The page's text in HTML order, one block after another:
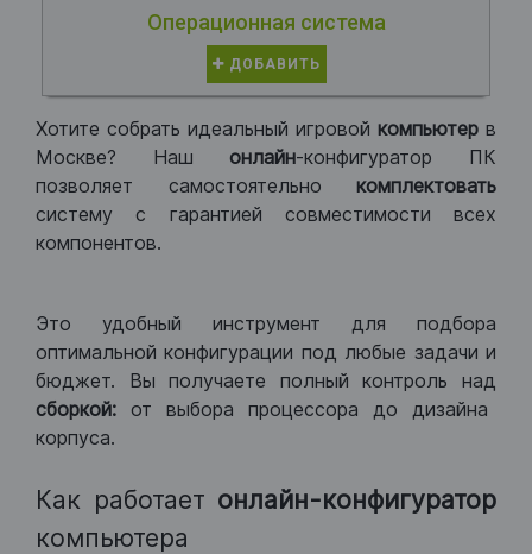
Операционная система
ДОБАВИТЬ
Хотите собрать идеальный игровой компьютер в
Москве? Нашонлайн-конфигуратор ПК
позволяет самостоятельно комплектовать
систему с гарантией совместимости всех
компонентов.
Это удобный инструмент для подбора
оптимальной конфигурации под любые задачи и
бюджет. Вы получаете полный контроль над
сборкой: от выбора процессора до дизайна
корпуса.
Как работает онлайн-конфигуратор
компьютера